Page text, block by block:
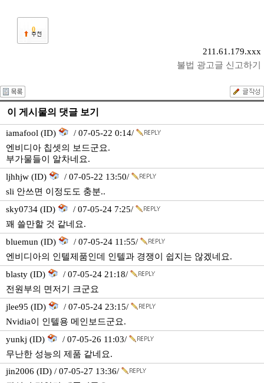
0
211.61.179.xxx
불법 광고글 신고하기
이 게시물의 댓글 보기
iamafool (ID)
/ 07-05-22 0:14/
엔비디아 칩셋의 보드군요.
부가물들이 알차네요.
ljhhjw (ID)
/ 07-05-22 13:50/
sli 안쓰면 이정도도 충분..
sky0734 (ID)
/ 07-05-24 7:25/
꽤 쓸만할 것 같네요.
bluemun (ID)
/ 07-05-24 11:55/
엔비디아의 인텔제품인데 인텔과 경쟁이 쉽지는 않겠네요.
blasty (ID)
/ 07-05-24 21:18/
전원부의 면저기 크군요
jlee95 (ID)
/ 07-05-24 23:15/
Nvidia이 인텔용 메인보드군요.
yunkj (ID)
/ 07-05-26 11:03/
무난한 성능의 제품 같네요.
jin2006 (ID) / 07-05-27 13:36/